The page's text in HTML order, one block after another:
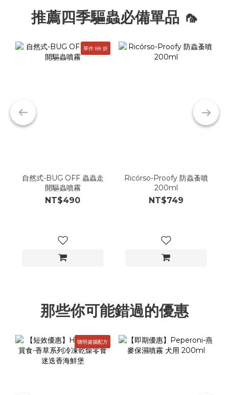
推薦四季驅蟲必備單品 🦟
單件 88 折
自然式-BUG OFF 蟲蟲走
開驅蟲噴霧
NT$490
Ricórso-Proofy 防蟲蚤噴
200ml
NT$749
那些你可能錯過的優惠
聰明健腦配方